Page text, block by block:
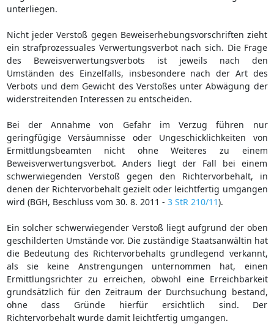
unterliegen.
Nicht jeder Verstoß gegen Beweiserhebungsvorschriften zieht
ein strafprozessuales Verwertungsverbot nach sich. Die Frage
des Beweisverwertungsverbots ist jeweils nach den
Umständen des Einzelfalls, insbesondere nach der Art des
Verbots und dem Gewicht des Verstoßes unter Abwägung der
widerstreitenden Interessen zu entscheiden.
Bei der Annahme von Gefahr im Verzug führen nur
geringfügige Versäumnisse oder Ungeschicklichkeiten von
Ermittlungsbeamten nicht ohne Weiteres zu einem
Beweisverwertungsverbot. Anders liegt der Fall bei einem
schwerwiegenden Verstoß gegen den Richtervorbehalt, in
denen der Richtervorbehalt gezielt oder leichtfertig umgangen
wird (BGH, Beschluss vom 30. 8. 2011 - 3 StR 210/11).
Ein solcher schwerwiegender Verstoß liegt aufgrund der oben
geschilderten Umstände vor. Die zuständige Staatsanwältin hat
die Bedeutung des Richtervorbehalts grundlegend verkannt,
als sie keine Anstrengungen unternommen hat, einen
Ermittlungsrichter zu erreichen, obwohl eine Erreichbarkeit
grundsätzlich für den Zeitraum der Durchsuchung bestand,
ohne dass Gründe hierfür ersichtlich sind. Der
Richtervorbehalt wurde damit leichtfertig umgangen.